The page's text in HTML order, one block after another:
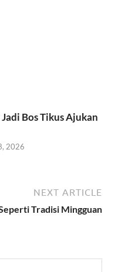
Bos Tikus Ajukan
2026
NEXT ARTICLE
Tradisi Mingguan